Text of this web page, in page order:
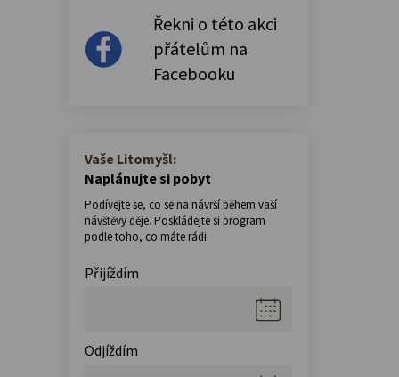
Řekni o této akci
přátelům na
Facebooku
Vaše Litomyšl:
Naplánujte si pobyt
Podívejte se, co se na návrší během vaší
návštěvy děje. Poskládejte si program
podle toho, co máte rádi.
Přijíždím
Odjíždím